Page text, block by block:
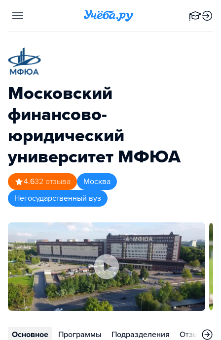
Московский
финансово-
юридический
университет МФЮА
4.632 отзыва
Москва
Негосударственный вуз
Основное Программы Подразделения Отзывы